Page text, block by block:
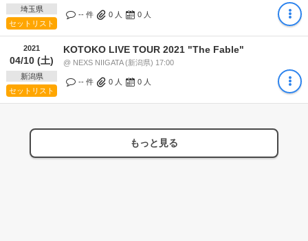
埼玉県
セットリスト
-- 件 0 人 0 人
2021
04/10 (土)
新潟県
セットリスト
KOTOKO LIVE TOUR 2021 "The Fable"
@ NEXS NIIGATA (新潟県) 17:00
-- 件 0 人 0 人
もっと見る